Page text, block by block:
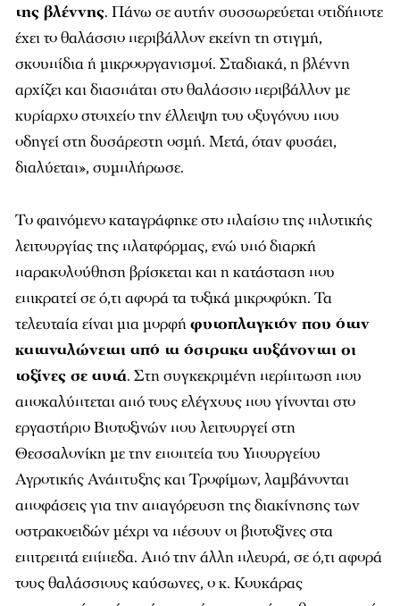
της βλέννης. Πάνω σε αυτήν συσσωρεύεται οτιδήποτε
έχει το θαλάσσιο περιβάλλον εκείνη τη στιγμή,
σκουπίδια ή μικροοργανισμοί. Σταδιακά, η βλέννη
αρχίζει και διασπάται στο θαλάσσιο περιβάλλον με
κυρίαρχο στοιχείο την έλλειψη του οξυγόνου που
οδηγεί στη δυσάρεστη οσμή. Μετά, όταν φυσάει,
διαλύεται», συμπλήρωσε.
Το φαινόμενο καταγράφηκε στο πλαίσιο της πιλοτικής
λειτουργίας της πλατφόρμας, ενώ υπό διαρκή
παρακολούθηση βρίσκεται και η κατάσταση που
επικρατεί σε ό,τι αφορά τα τοξικά μικροφύκη. Τα
τελευταία είναι μια μορφήφυτοπλαγκτόν που όταν
καταναλώνεται από τα όστρακα αυξάνονται οι
τοξίνες σε αυτά. Στη συγκεκριμένη περίπτωση που
αποκαλύπτεται από τους ελέγχους που γίνονται στο
εργαστήριο Βιοτοξινών που λειτουργεί στη
Θεσσαλονίκη με την εποπτεία του Υπουργείου
Αγροτικής Ανάπτυξης και Τροφίμων, λαμβάνονται
αποφάσεις για την απαγόρευση της διακίνησης των
οστρακοειδών μέχρι να πέσουν οι βιοτοξίνες στα
επιτρεπτά επίπεδα. Από την άλλη πλευρά, σε ό,τι αφορά
τους θαλάσσιους καύσωνες, ο κ. Κουκάρας